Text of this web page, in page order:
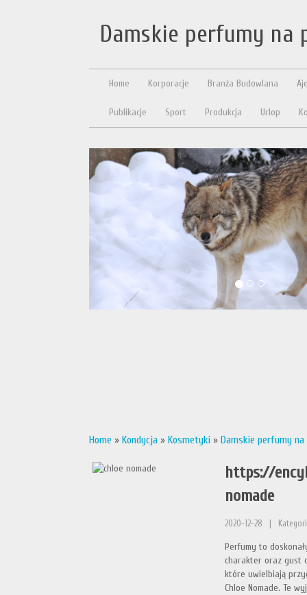
Damskie perfumy na
Home Korporacje Branża Budowlana
Publikacje Sport Produkcja Urlop
Home » Kondycja » Kosmetyki » Damskie perfumy
https://
nomade
2020-12-28
Perfumy to
charakter oraz gust
które uwielbiają
Chloe Nomade. Te